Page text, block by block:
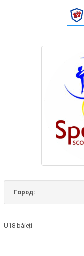
Город:
U18 băieți